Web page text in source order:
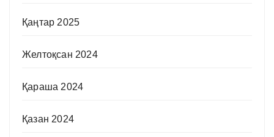
Қаңтар 2025
Желтоқсан 2024
Қараша 2024
Қазан 2024